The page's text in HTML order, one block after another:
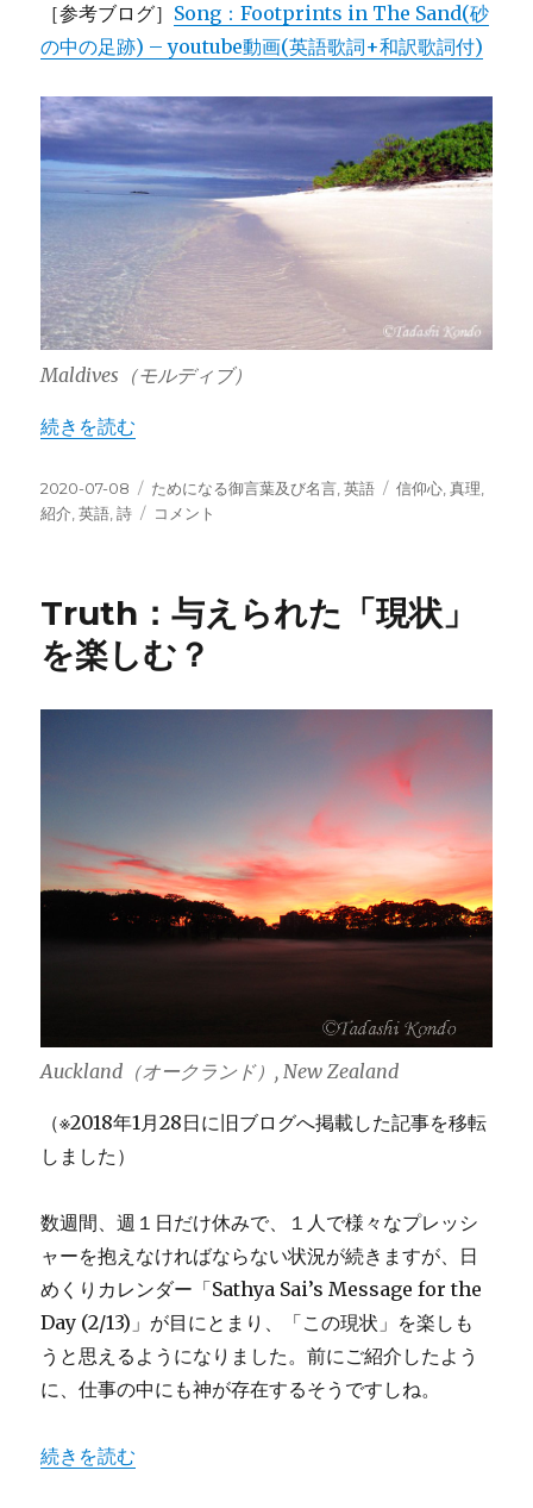
［参考ブログ］ Song：Footprints in The Sand(砂
の中の足跡) – youtube動画(英語歌詞+和訳歌詞付)
Maldives（モルディブ）
“Poem：Footprints in The Sand/動画+ 和訳” の
続きを読む
投
稿
2020-07-08
カ
テ
ためになる御言葉及び名言 ,英語
タ
信仰心 ,真理
紹介 ,英語 ,詩
Poem：
Sand/
動
画
和
コメント
Truth：与えられた「現状」
を楽しむ？
Auckland（オークランド）, New Zealand
（※2018年1月28日に旧ブログへ掲載した記事を移転
しました）
数週間、週１日だけ休みで、１人で様々なプレッシ
ャーを抱えなければならない状況が続きますが、日
めくりカレンダー「Sathya Sai’s Message for the
Day (2/13)」が目にとまり、「この現状」を楽しも
うと思えるようになりました。前にご紹介したよう
に、仕事の中にも神が存在するそうですしね。
“Truth：与えられた「現状」を楽しむ？” の
続きを読む